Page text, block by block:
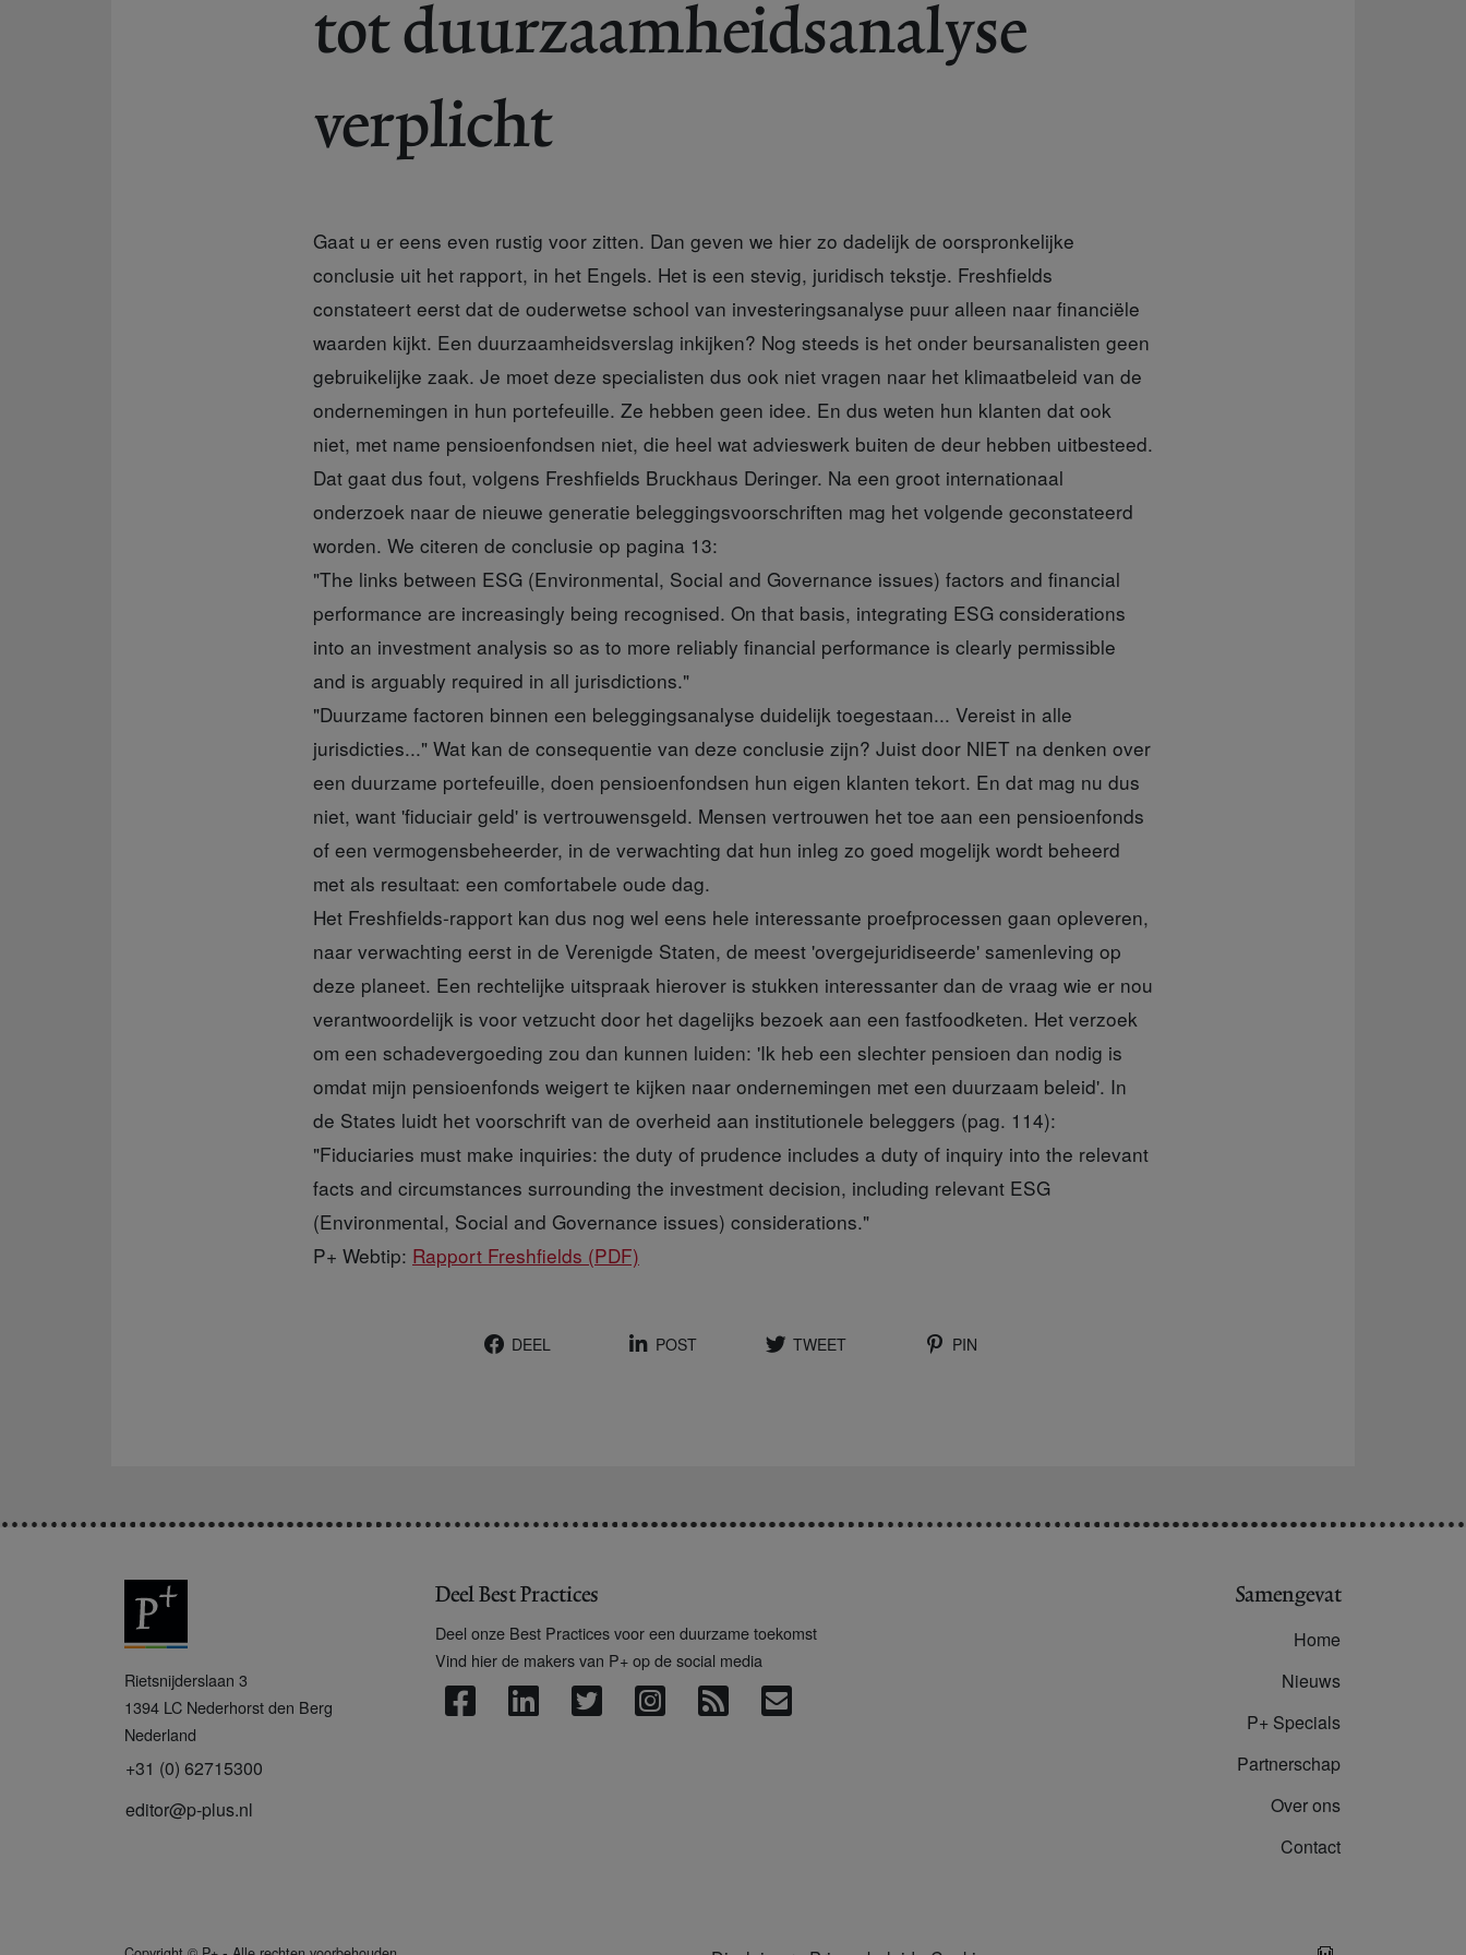
tot duurzaamheidsanalyse
verplicht
Gaat u er eens even rustig voor zitten. Dan geven we hier zo dadelijk de oorspronkelijke
conclusie uit het rapport, in het Engels. Het is een stevig, juridisch tekstje. Freshfields
constateert eerst dat de ouderwetse school van investeringsanalyse puur alleen naar financiële
waarden kijkt. Een duurzaamheidsverslag inkijken? Nog steeds is het onder beursanalisten geen
gebruikelijke zaak. Je moet deze specialisten dus ook niet vragen naar het klimaatbeleid van de
ondernemingen in hun portefeuille. Ze hebben geen idee. En dus weten hun klanten dat ook
niet, met name pensioenfondsen niet, die heel wat advieswerk buiten de deur hebben uitbesteed.
Dat gaat dus fout, volgens Freshfields Bruckhaus Deringer. Na een groot internationaal
onderzoek naar de nieuwe generatie beleggingsvoorschriften mag het volgende geconstateerd
worden. We citeren de conclusie op pagina 13:
"The links between ESG (Environmental, Social and Governance issues) factors and financial
performance are increasingly being recognised. On that basis, integrating ESG considerations
into an investment analysis so as to more reliably financial performance is clearly permissible
and is arguably required in all jurisdictions."
"Duurzame factoren binnen een beleggingsanalyse duidelijk toegestaan... Vereist in alle
jurisdicties..." Wat kan de consequentie van deze conclusie zijn? Juist door NIET na denken over
een duurzame portefeuille, doen pensioenfondsen hun eigen klanten tekort. En dat mag nu dus
niet, want 'fiduciair geld' is vertrouwensgeld. Mensen vertrouwen het toe aan een pensioenfonds
of een vermogensbeheerder, in de verwachting dat hun inleg zo goed mogelijk wordt beheerd
met als resultaat: een comfortabele oude dag.
Het Freshfields-rapport kan dus nog wel eens hele interessante proefprocessen gaan opleveren,
naar verwachting eerst in de Verenigde Staten, de meest 'overgejuridiseerde' samenleving op
deze planeet. Een rechtelijke uitspraak hierover is stukken interessanter dan de vraag wie er nou
verantwoordelijk is voor vetzucht door het dagelijks bezoek aan een fastfoodketen. Het verzoek
om een schadevergoeding zou dan kunnen luiden: 'Ik heb een slechter pensioen dan nodig is
omdat mijn pensioenfonds weigert te kijken naar ondernemingen met een duurzaam beleid'. In
de States luidt het voorschrift van de overheid aan institutionele beleggers (pag. 114):
"Fiduciaries must make inquiries: the duty of prudence includes a duty of inquiry into the relevant
facts and circumstances surrounding the investment decision, including relevant ESG
(Environmental, Social and Governance issues) considerations."
P+ Webtip: Rapport Freshfields (PDF)
DEEL POST TWEET PIN
+
Rietsnijderslaan 3
1394 LC Nederhorst den Berg
Nederland
+31 (0) 62715300
editor@p-plus.nl
Deel Best Practices
Deel onze Best Practices voor een duurzame toekomst
Vind hier de makers van P+ op de social media
Samengevat
Home
Nieuws
P+ Specials
Partnerschap
Over ons
Contact